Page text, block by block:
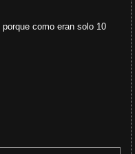
como eran solo 10